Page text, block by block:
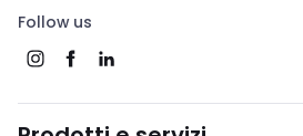
Follow us